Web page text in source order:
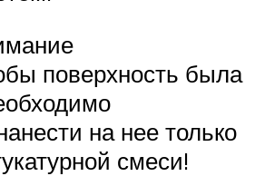
поверхность была
на нее только
смеси!